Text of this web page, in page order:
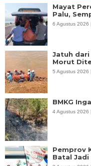
Mayat
Palu,
6 Agustus 2026
Jatuh dari
Morut
5 Agustus 2026
BMKG
4 Agustus 2026
Pemprov
Batal Jadi